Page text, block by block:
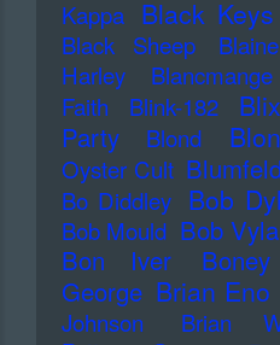
Kappa Black Keys
Black Sheep
Harley
Blancmange
Faith
Blink-182
Party
Blond
Oyster Cult Blumfeld
Bo Diddley Bob
Bob Mould Bob
Bon Iver
George Brian Eno
Johnson
Brian